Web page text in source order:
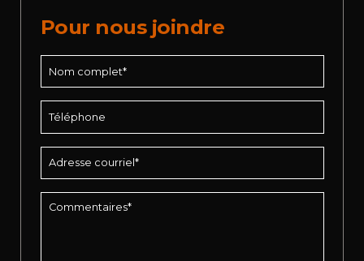
Pour nous joindre